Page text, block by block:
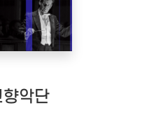
악단